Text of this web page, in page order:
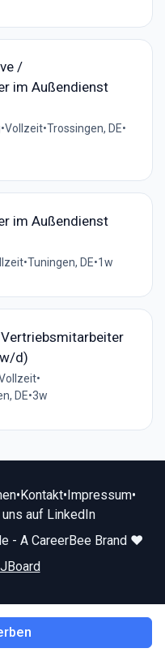
/
im Außendienst
•Vollzeit•Trossingen, DE•
im Außendienst
•Tuningen, DE•1w
d)
•
DE•3w
•Kontakt•Impressum•
auf LinkedIn
- A CareerBee Brand ❤️
JBoard